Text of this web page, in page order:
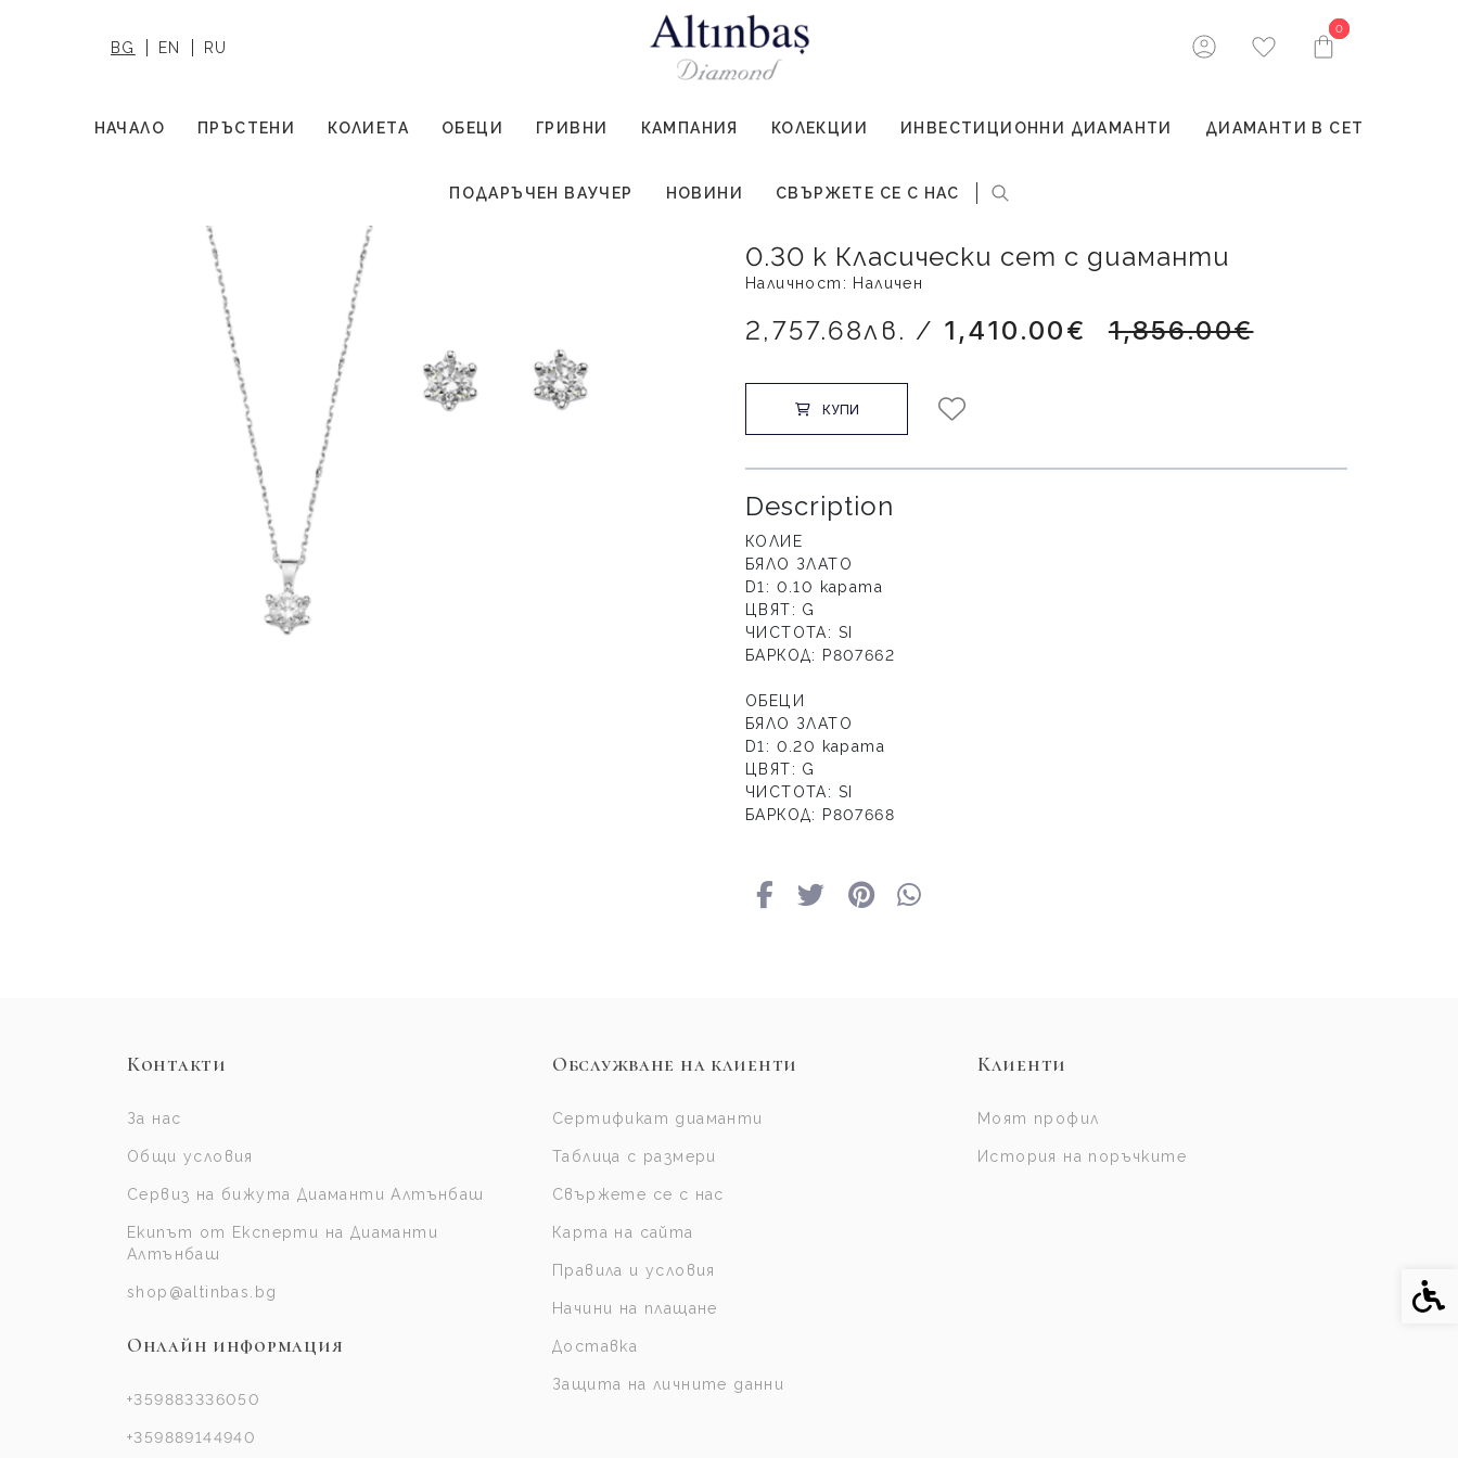
BG EN RU
0
0
НАЧАЛО ПРЪСТЕНИ КОЛИЕТА ОБЕЦИ ГРИВНИ КАМПАНИЯ КОЛЕКЦИИ ИНВЕСТИЦИОННИ ДИАМАНТИ ДИАМАНТИ В СЕТ
ПОДАРЪЧЕН ВАУЧЕР НОВИНИ СВЪРЖЕТЕ СЕ С НАС
0.30 к Класически сет с диаманти
Наличност: Наличен
2,757.68лв. / 1,410.00€ 1,856.00€
КУПИ
Description
КОЛИЕ
БЯЛО ЗЛАТО
D1: 0.10 карата
ЦВЯТ: G
ЧИСТОТА: SI
БАРКОД: Р807662
ОБЕЦИ
БЯЛО ЗЛАТО
D1: 0.20 карата
ЦВЯТ: G
ЧИСТОТА: SI
БАРКОД: Р807668
Контакти
За нас
Общи условия
Сервиз на бижута Диаманти Алтънбаш
Екипът от Експерти на Диаманти
Алтънбаш
shop@altinbas.bg
Онлайн информация
+359883336050
+359889144940
Обслужване на клиенти
Сертификат диаманти
Таблица с размери
Свържете се с нас
Карта на сайта
Правила и условия
Начини на плащане
Доставка
Защита на личните данни
Клиенти
Моят профил
История на поръчките